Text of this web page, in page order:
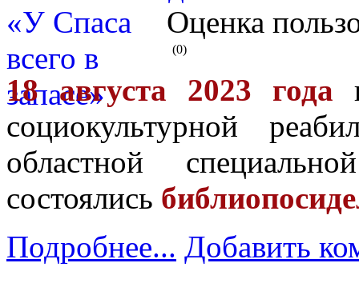
Оценка
(0)
18 августа 2023 года
социокультурной
областной
состоялись
Подробнее... Добавить